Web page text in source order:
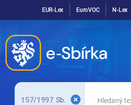
EUR-Lex EuroVOC N-Lex
157/1997 Sb.